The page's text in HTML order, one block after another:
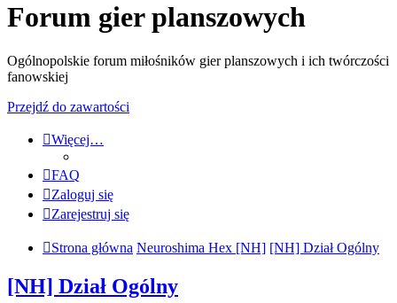
Forum gier planszowych
Ogólnopolskie forum miłośników gier planszowych i ich twórczości
fanowskiej
Przejdź do zawartości
Więcej…
FAQ
Zaloguj się
Zarejestruj się
Strona główna Neuroshima Hex [NH] [NH] Dział Ogólny
[NH] Dział Ogólny